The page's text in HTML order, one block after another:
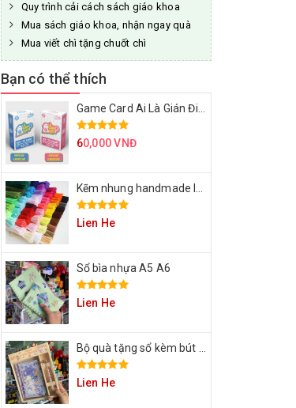
Quy trình cải cách sách giáo khoa
Mua sách giáo khoa, nhận ngay quà
Mua viết chì tặng chuốt chì
Bạn có thể thích
60,000 VNĐ
Lien He
Sổ bìa nhựa A5 A6
Lien He
Lien He